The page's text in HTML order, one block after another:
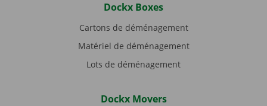
Dockx Boxes
Cartons de déménagement
Matériel de déménagement
Lots de déménagement
Dockx Movers